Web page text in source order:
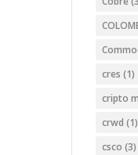
cres (1)
cripto
crwd (1)
csco (3)